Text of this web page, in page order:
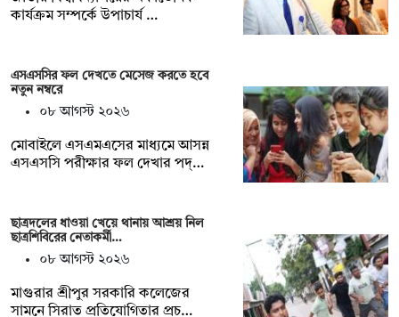
কার্যক্রম সম্পর্কে উপাচার্য …
এসএসসির ফল দেখতে মেসেজ করতে হবে
নতুন নম্বরে
০৮ আগস্ট ২০২৬
মোবাইলে এসএমএসের মাধ্যমে আসন্ন
এসএসসি পরীক্ষার ফল দেখার পদ্…
ছাত্রদলের ধাওয়া খেয়ে থানায় আশ্রয় নিল
ছাত্রশিবিরের নেতাকর্মী…
০৮ আগস্ট ২০২৬
মাগুরার শ্রীপুর সরকারি কলেজের
সামনে সিরাত প্রতিযোগিতার প্রচ…